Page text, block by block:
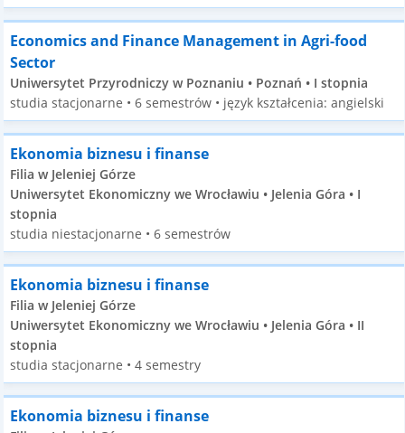
Economics and Finance Management in Agri-food
Sector
Uniwersytet Przyrodniczy w Poznaniu • Poznań • I stopnia
studia stacjonarne • 6 semestrów • język kształcenia: angielski
Ekonomia biznesu i finanse
Filia w Jeleniej Górze
Uniwersytet Ekonomiczny we Wrocławiu • Jelenia Góra • I
stopnia
studia niestacjonarne • 6 semestrów
Ekonomia biznesu i finanse
Filia w Jeleniej Górze
Uniwersytet Ekonomiczny we Wrocławiu • Jelenia Góra • II
stopnia
studia stacjonarne • 4 semestry
Ekonomia biznesu i finanse